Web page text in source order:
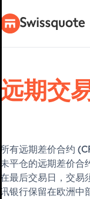
远期交
所有远期差价合约
未平仓的远期差价合
在最后交易日，交易
讯银行保留在欧洲中